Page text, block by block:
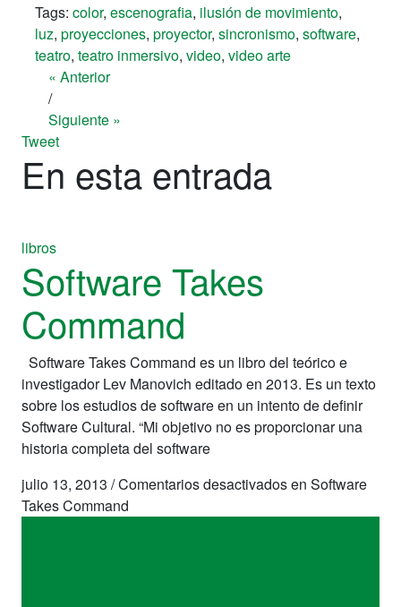
Tags: color, escenografia, ilusión de movimiento,
luz, proyecciones, proyector, sincronismo, software,
teatro, teatro inmersivo, video, video arte
« Anterior
/
Siguiente »
Tweet
En esta entrada
libros
Software Takes
Command
Software Takes Command es un libro del teórico e
investigador Lev Manovich editado en 2013. Es un texto
sobre los estudios de software en un intento de definir
Software Cultural. “Mi objetivo no es proporcionar una
historia completa del software
julio 13, 2013 /Comentarios desactivadosen Software
Takes Command